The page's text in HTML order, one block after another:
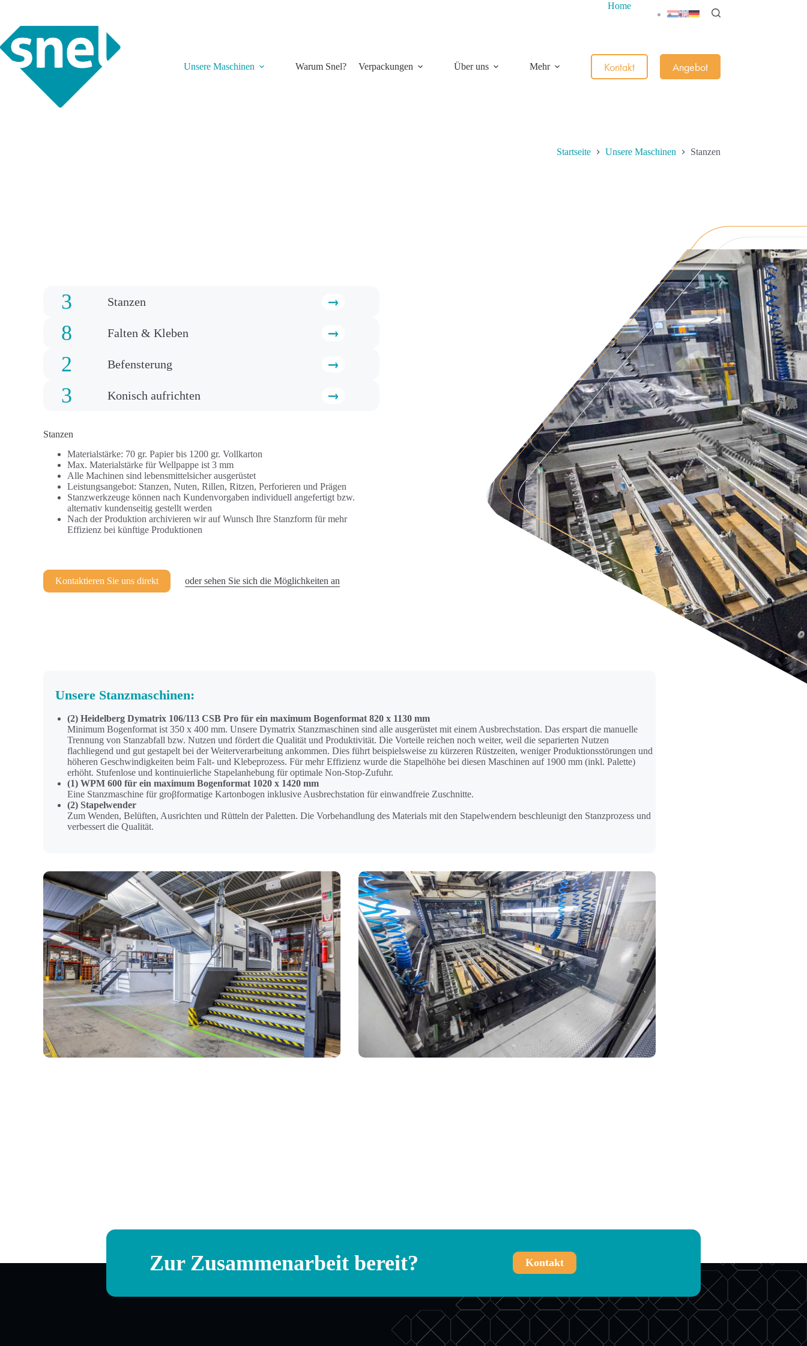
springen
Home
Unsere Maschinen Warum Snel? Verpackungen Über uns Mehr Kontakt Angebot
Startseite Unsere Maschinen Stanzen
3 Stanzen
8 Falten & Kleben
2 Befensterung
3 Konisch aufrichten
Stanzen
Materialstärke: 70 gr. Papier bis 1200 gr. Vollkarton
Max. Materialstärke für Wellpappe ist 3 mm
Alle Machinen sind lebensmittelsicher ausgerüstet
Leistungsangebot: Stanzen, Nuten, Rillen, Ritzen, Perforieren und Prägen
Stanzwerkzeuge können nach Kundenvorgaben individuell angefertigt bzw.
alternativ kundenseitig gestellt werden
Nach der Produktion archivieren wir auf Wunsch Ihre Stanzform für mehr
Effizienz bei künftige Produktionen
Kontaktieren Sie uns direkt oder sehen Sie sich die Möglichkeiten an
Unsere Stanzmaschinen:
(2) Heidelberg Dymatrix 106/113 CSB Pro für ein maximum Bogenformat 820 x 1130 mm
Minimum Bogenformat ist 350 x 400 mm. Unsere Dymatrix Stanzmaschinen sind alle ausgerüstet mit einem Ausbrechstation. Das erspart die manuelle
Trennung von Stanzabfall bzw. Nutzen und fördert die Qualität und Produktivität. Die Vorteile reichen noch weiter, weil die separierten Nutzen
flachliegend und gut gestapelt bei der Weiterverarbeitung ankommen. Dies führt beispielsweise zu kürzeren Rüstzeiten, weniger Produktionsstörungen und
höheren Geschwindigkeiten beim Falt- und Klebeprozess. Für mehr Effizienz wurde die Stapelhöhe bei diesen Maschinen auf 1900 mm (inkl. Palette)
erhöht. Stufenlose und kontinuierliche Stapelanhebung für optimale Non-Stop-Zufuhr.
(1) WPM 600 für ein maximum Bogenformat 1020 x 1420 mm
Eine Stanzmaschine für groβformatige Kartonbogen inklusive Ausbrechstation für einwandfreie Zuschnitte.
(2) Stapelwender
Zum Wenden, Belüften, Ausrichten und Rütteln der Paletten. Die Vorbehandlung des Materials mit den Stapelwendern beschleunigt den Stanzprozess und
verbessert die Qualität.
Zur Zusammenarbeit bereit? Kontakt